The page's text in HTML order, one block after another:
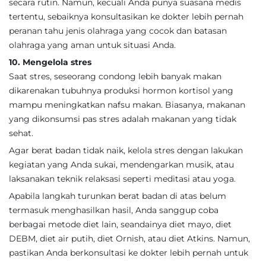
secara rutin. Namun, kecuali Anda punya suasana medis
tertentu, sebaiknya konsultasikan ke dokter lebih pernah
peranan tahu jenis olahraga yang cocok dan batasan
olahraga yang aman untuk situasi Anda.
10. Mengelola stres
Saat stres, seseorang condong lebih banyak makan
dikarenakan tubuhnya produksi hormon kortisol yang
mampu meningkatkan nafsu makan. Biasanya, makanan
yang dikonsumsi pas stres adalah makanan yang tidak
sehat.
Agar berat badan tidak naik, kelola stres dengan lakukan
kegiatan yang Anda sukai, mendengarkan musik, atau
laksanakan teknik relaksasi seperti meditasi atau yoga.
Apabila langkah turunkan berat badan di atas belum
termasuk menghasilkan hasil, Anda sanggup coba
berbagai metode diet lain, seandainya diet mayo, diet
DEBM, diet air putih, diet Ornish, atau diet Atkins. Namun,
pastikan Anda berkonsultasi ke dokter lebih pernah untuk